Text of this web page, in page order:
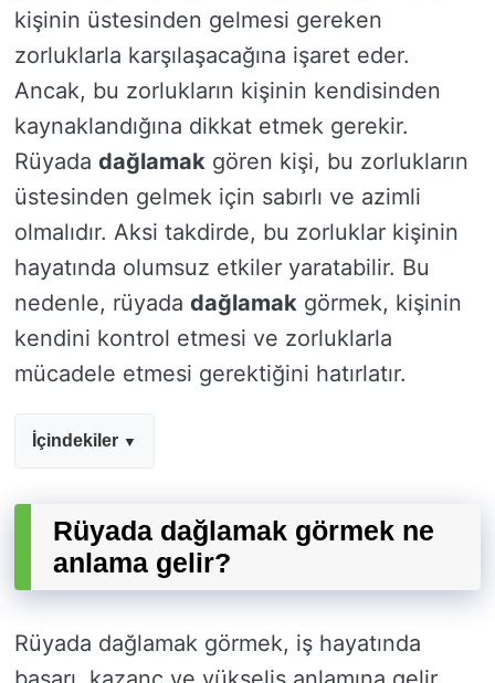
kişinin üstesinden gelmesi gereken
zorluklarla karşılaşacağına işaret eder.
Ancak, bu zorlukların kişinin kendisinden
kaynaklandığına dikkat etmek gerekir.
Rüyada dağlamak gören kişi, bu zorlukların
üstesinden gelmek için sabırlı ve azimli
olmalıdır. Aksi takdirde, bu zorluklar kişinin
hayatında olumsuz etkiler yaratabilir. Bu
nedenle, rüyada dağlamak görmek, kişinin
kendini kontrol etmesi ve zorluklarla
mücadele etmesi gerektiğini hatırlatır.
İçindekiler
Rüyada dağlamak görmek ne
anlama gelir?
Rüyada dağlamak görmek, iş hayatında